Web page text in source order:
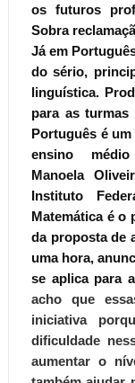
os futuros
Sobra
Já em
do sério,
linguística.
para as turmas
Português é
ensino médio
Manoela
Instituto
Matemática é o
da proposta de
uma hora,
se aplica para
acho que
iniciativa
dificuldade
aumentar o